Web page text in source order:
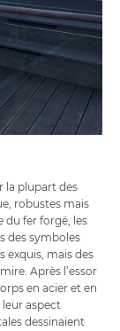
la plupart des
robustes mais
du fer forgé, les
des symboles
exquis, mais des
Après l’essor
en acier et en
aspect
dessinaient